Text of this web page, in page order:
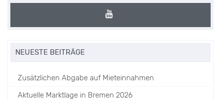
NEUESTE BEITRÄGE
Zusätzlichen Abgabe auf Mieteinnahmen
Aktuelle Marktlage in Bremen 2026